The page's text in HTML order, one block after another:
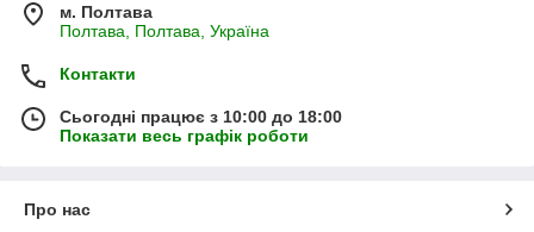
м. Полтава
Полтава, Полтава, Україна
Контакти
Сьогодні працює з 10:00 до 18:00
Показати весь графік роботи
Про нас